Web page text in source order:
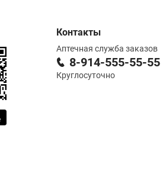
Контакты
Аптечная служба заказов
8-914-555-55-55
Круглосуточно